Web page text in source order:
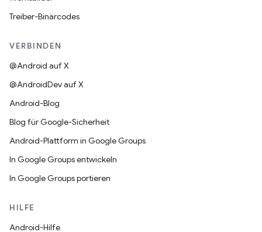
Treiber-Binärcodes
VERBINDEN
@Android auf X
@AndroidDev auf X
Android-Blog
Blog für Google-Sicherheit
Android-Plattform in Google Groups
In Google Groups entwickeln
In Google Groups portieren
HILFE
Android-Hilfe